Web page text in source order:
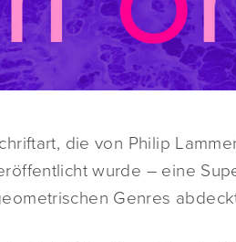
die von Philip
wurde – eine
Genres